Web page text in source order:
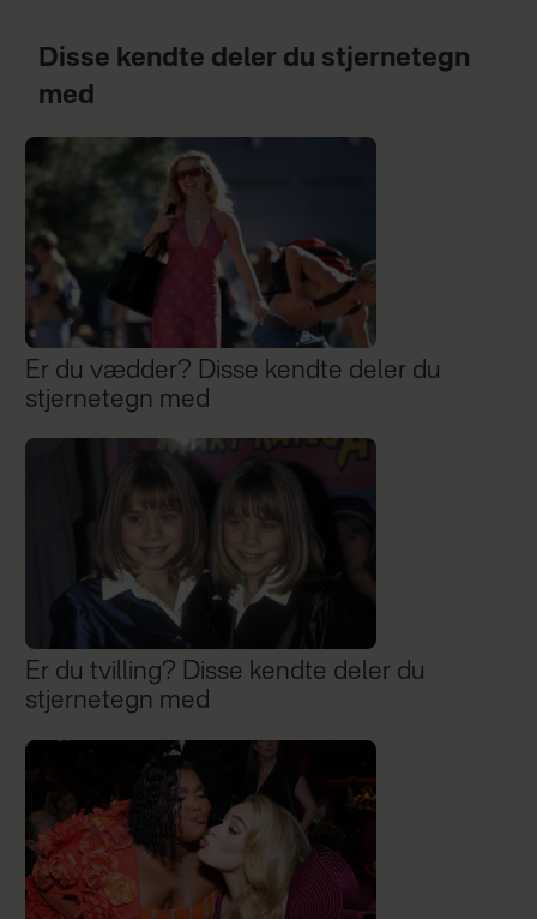
Disse kendte deler du stjernetegn
med
Er du vædder? Disse kendte deler du
stjernetegn med
Er du tvilling? Disse kendte deler du
stjernetegn med